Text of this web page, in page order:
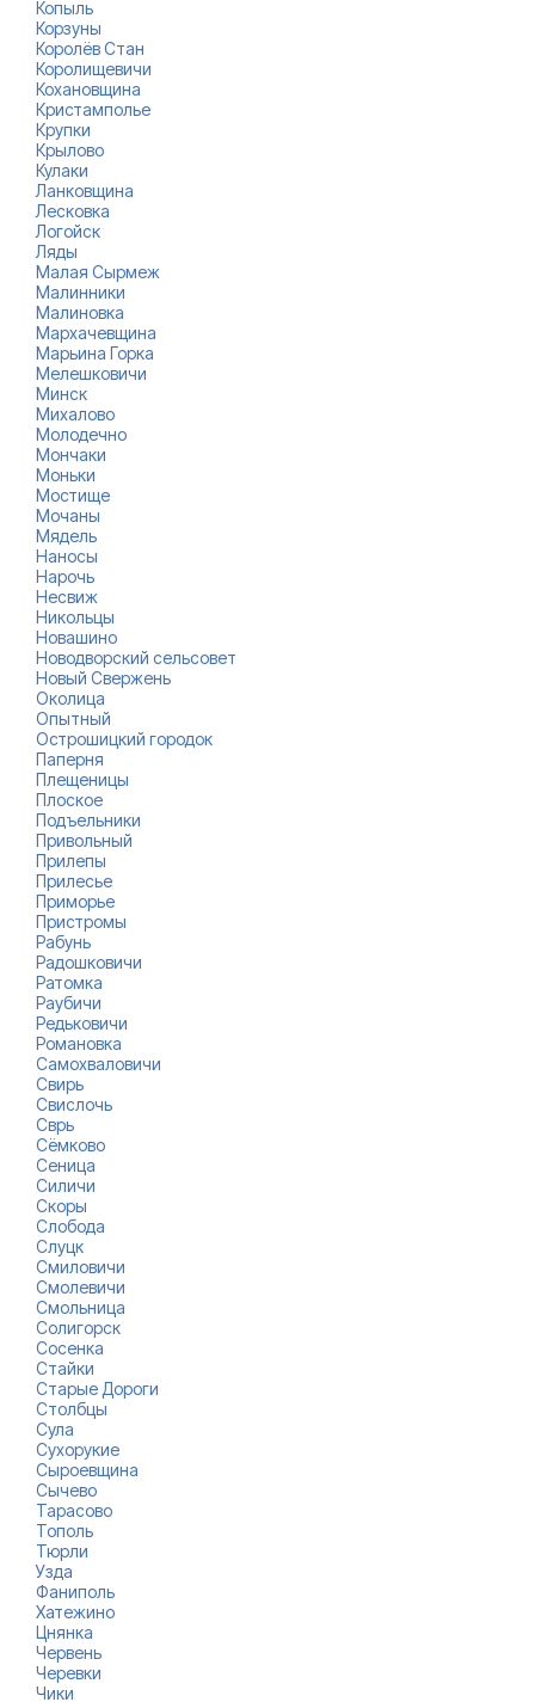
Копыль
Корзуны
Королёв Стан
Королищевичи
Кохановщина
Кристамполье
Крупки
Крылово
Кулаки
Ланковщина
Лесковка
Логойск
Ляды
Малая Сырмеж
Малинники
Малиновка
Мархачевщина
Марьина Горка
Мелешковичи
Минск
Михалово
Молодечно
Мончаки
Моньки
Мостище
Мочаны
Мядель
Наносы
Нарочь
Несвиж
Никольцы
Новашино
Новодворский сельсовет
Новый Свержень
Околица
Опытный
Острошицкий городок
Паперня
Плещеницы
Плоское
Подъельники
Привольный
Прилепы
Прилесье
Приморье
Пристромы
Рабунь
Радошковичи
Ратомка
Раубичи
Редьковичи
Романовка
Самохваловичи
Свирь
Свислочь
Сврь
Сёмково
Сеница
Силичи
Скоры
Слобода
Слуцк
Смиловичи
Смолевичи
Смольница
Солигорск
Сосенка
Стайки
Старые Дороги
Столбцы
Сула
Сухорукие
Сыроевщина
Сычево
Тарасово
Тополь
Тюрли
Узда
Фаниполь
Хатежино
Цнянка
Червень
Черевки
Чики